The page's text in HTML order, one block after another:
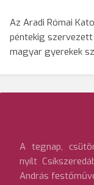
Az Aradi Római
péntekig
magyar gyerekek
A tegnap,
nyílt
András